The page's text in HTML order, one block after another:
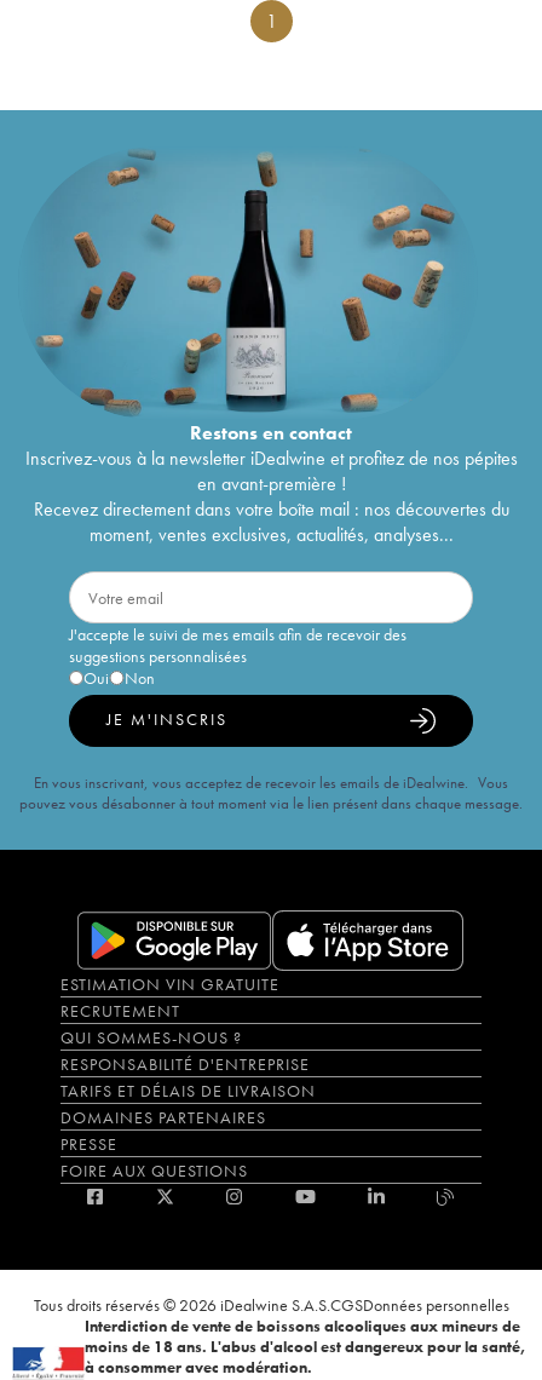
1
Restons encontact
Inscrivez-vous à la newsletter iDealwine et profitez de nos pépites
en avant-première !
Recevez directement dans votre boîte mail : nos découvertes du
moment, ventes exclusives, actualités, analyses...
J'accepte le suivi de mes emails afin de recevoir des
suggestions personnalisées
Oui
Non
JE M'INSCRIS
En vous inscrivant, vous acceptez de recevoir les emails de iDealwine. Vous
pouvez vous désabonner à tout moment via le lien présent dans chaque message.
ESTIMATION VIN GRATUITE
RECRUTEMENT
QUI SOMMES-NOUS ?
RESPONSABILITÉ D'ENTREPRISE
TARIFS ET DÉLAIS DE LIVRAISON
DOMAINES PARTENAIRES
PRESSE
FOIRE AUX QUESTIONS
Tous droits réservés © 2026 iDealwine S.A.S.CGSDonnées personnelles
Interdiction de vente de boissons alcooliques aux mineurs de
moins de 18 ans. L'abus d'alcool est dangereux pour la santé,
à consommer avec modération.